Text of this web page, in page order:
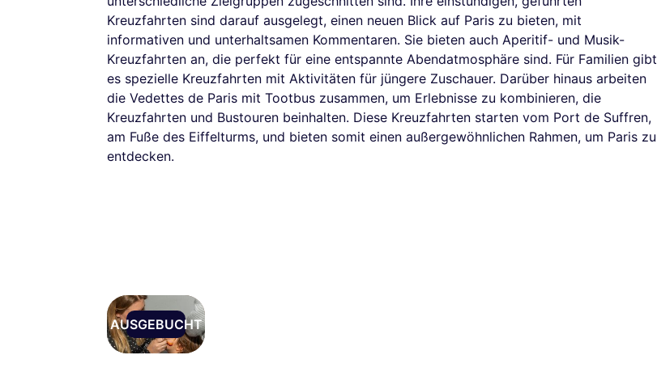
Kreuzfahrten sind darauf ausgelegt, einen neuen Blick auf Paris zu bieten, mit
informativen und unterhaltsamen Kommentaren. Sie bieten auch Aperitif- und Musik-
Kreuzfahrten an, die perfekt für eine entspannte Abendatmosphäre sind. Für Familien gibt
es spezielle Kreuzfahrten mit Aktivitäten für jüngere Zuschauer. Darüber hinaus arbeiten
die Vedettes de Paris mit Tootbus zusammen, um Erlebnisse zu kombinieren, die
Kreuzfahrten und Bustouren beinhalten. Diese Kreuzfahrten starten vom Port de Suffren,
am Fuße des Eiffelturms, und bieten somit einen außergewöhnlichen Rahmen, um Paris zu
entdecken.
AUSGEBUCHT